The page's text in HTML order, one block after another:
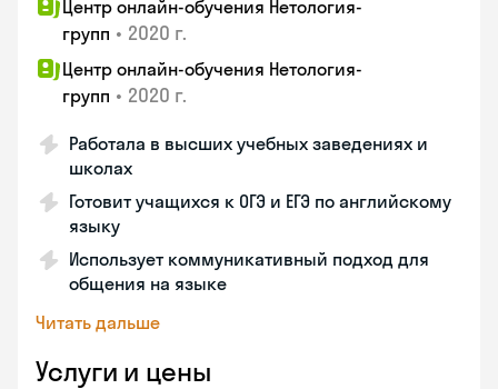
Центр онлайн-обучения Нетология-
групп • 2020 г.
Центр онлайн-обучения Нетология-
групп • 2020 г.
Работала в высших учебных заведениях и
школах
Готовит учащихся к ОГЭ и ЕГЭ по английскому
языку
Использует коммуникативный подход для
общения на языке
Читать дальше
Услуги и цены